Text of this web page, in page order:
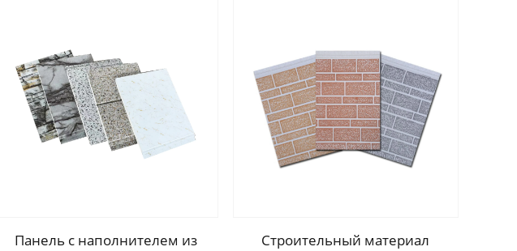
обшивка панель
Панель с наполнителем из
Строительный материал